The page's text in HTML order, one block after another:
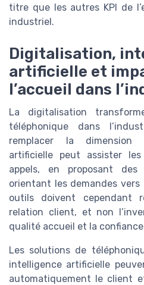
titre que les autres KPI de
industriel.
Digitalisation,
artificielle et
l’accueil dans
La digitalisation
téléphonique dans
remplacer la dimension
artificielle peut assister
appels, en proposant
orientant les demandes
outils doivent cependant
relation client, et non
qualité accueil et la
Les solutions de
intelligence artificielle
automatiquement le client